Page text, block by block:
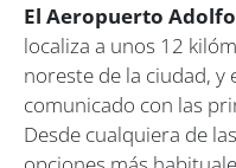
El Aeropuerto
localiza a unos 12
noreste de la ciudad,
comunicado con las
Desde cualquiera de